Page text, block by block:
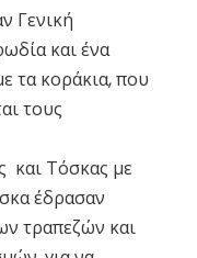
Γενική
και ένα
τα κοράκια, που
τους
και Τόσκας με
έδρασαν
τραπεζών και